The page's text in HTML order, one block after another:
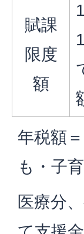
賦課
限度
額
年税額
も・子
医療分